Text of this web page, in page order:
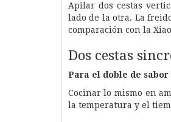
Apilar dos cestas
lado de la otra. La
comparación con la
Dos cestas
Para el doble de sabor
Cocinar lo mismo en
la temperatura y el